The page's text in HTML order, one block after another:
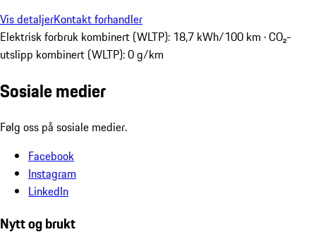
Vis detaljerKontakt forhandler
Elektrisk forbruk kombinert (WLTP): 18,7 kWh/100 km · CO₂-
utslipp kombinert (WLTP): 0 g/km
Sosiale medier
Følg oss på sosiale medier.
Facebook
Instagram
LinkedIn
Nytt og brukt